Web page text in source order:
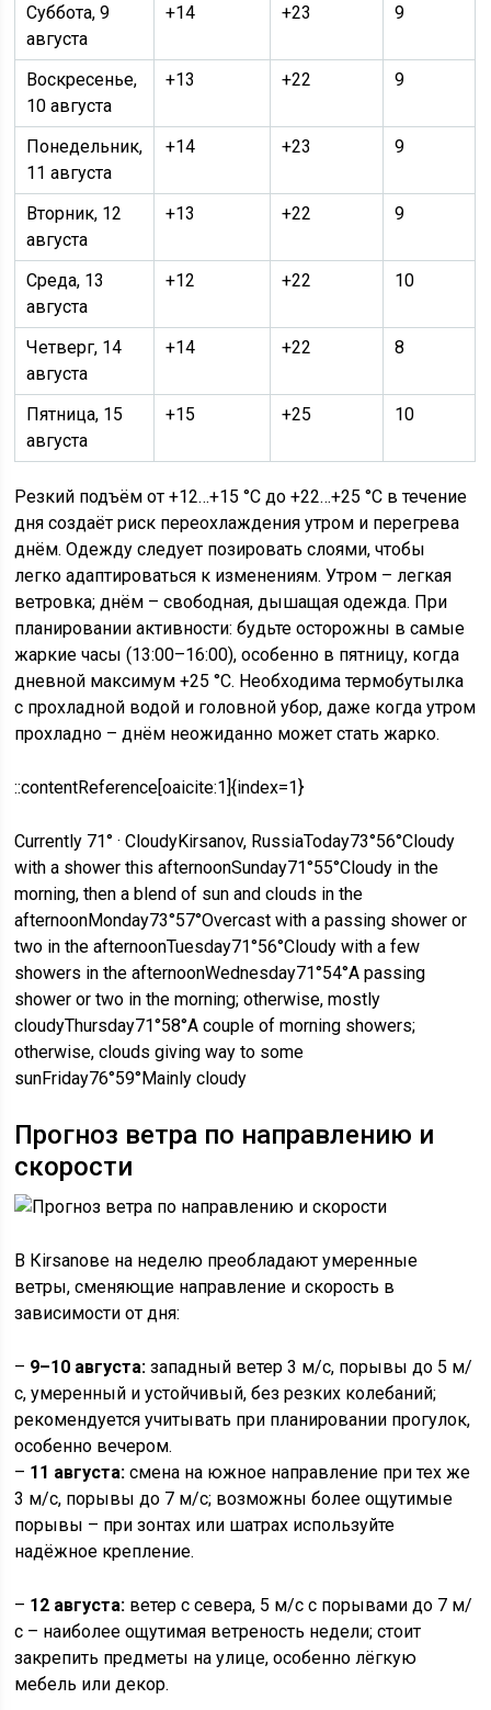
Суббота, 9
августа
+14 +23 9
Воскресенье,
10 августа
+13 +22 9
Понедельник,
11 августа
+14 +23 9
Вторник, 12
августа
+13 +22 9
Среда, 13
августа
+12 +22 10
Четверг, 14
августа
+14 +22 8
Пятница, 15
августа
+15 +25 10
Резкий подъём от +12…+15 °C до +22…+25 °C в течение
дня создаёт риск переохлаждения утром и перегрева
днём. Одежду следует позировать слоями, чтобы
легко адаптироваться к изменениям. Утром – легкая
ветровка; днём – свободная, дышащая одежда. При
планировании активности: будьте осторожны в самые
жаркие часы (13:00–16:00), особенно в пятницу, когда
дневной максимум +25 °C. Необходима термобутылка
с прохладной водой и головной убор, даже когда утром
прохладно – днём неожиданно может стать жарко.
::contentReference[oaicite:1]{index=1}
Currently 71° · CloudyKirsanov, RussiaToday73°56°Cloudy
with a shower this afternoonSunday71°55°Cloudy in the
morning, then a blend of sun and clouds in the
afternoonMonday73°57°Overcast with a passing shower or
two in the afternoonTuesday71°56°Cloudy with a few
showers in the afternoonWednesday71°54°A passing
shower or two in the morning; otherwise, mostly
cloudyThursday71°58°A couple of morning showers;
otherwise, clouds giving way to some
sunFriday76°59°Mainly cloudy
Прогноз ветра по направлению и
скорости
В Кirsanове на неделю преобладают умеренные
ветры, сменяющие направление и скорость в
зависимости от дня:
– 9–10 августа: западный ветер 3 м/с, порывы до 5 м/
с, умеренный и устойчивый, без резких колебаний;
рекомендуется учитывать при планировании прогулок,
особенно вечером.
– 11 августа: смена на южное направление при тех же
3 м/с, порывы до 7 м/с; возможны более ощутимые
порывы – при зонтах или шатрах используйте
надёжное крепление.
– 12 августа: ветер с севера, 5 м/с с порывами до 7 м/
с – наиболее ощутимая ветреность недели; стоит
закрепить предметы на улице, особенно лёгкую
мебель или декор.